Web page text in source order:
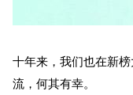
十年来，我们也在新
流，何其有幸。